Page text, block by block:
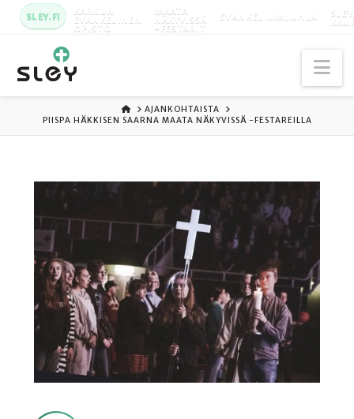
SLEY.FI KARKUN
EVANKELINEN
OPISTO
MAATA
NÄKYVISSÄ
-FESTARIT
EVANKELIUMIJUHLA
ETUSIVU
AJANKOHTAISTA
PIISPA HÄKKISEN SAARNA MAATA NÄKYVISSÄ -FESTAREILLA